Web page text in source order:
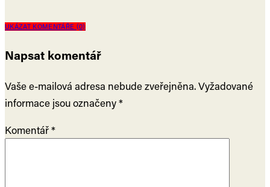
UKÁZAT KOMENTÁŘE (0)
Napsat komentář
Vaše e-mailová adresa nebude zveřejněna.Vyžadované
informace jsou označeny*
Komentář*